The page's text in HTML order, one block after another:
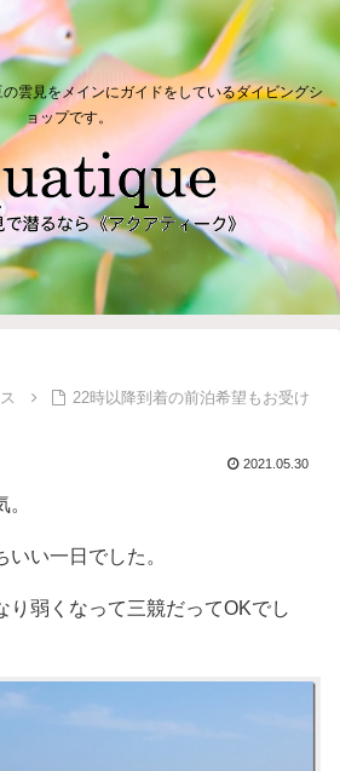
雲見をメインにガイドをしているダイビングシ
ョップです。
22時以降到着の前泊希望もお受け
2021.05.30
い一日でした。
り弱くなって三競だってOKでし